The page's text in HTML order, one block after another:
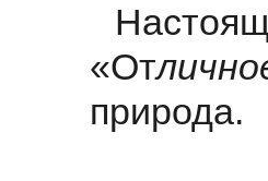
«От
природа.